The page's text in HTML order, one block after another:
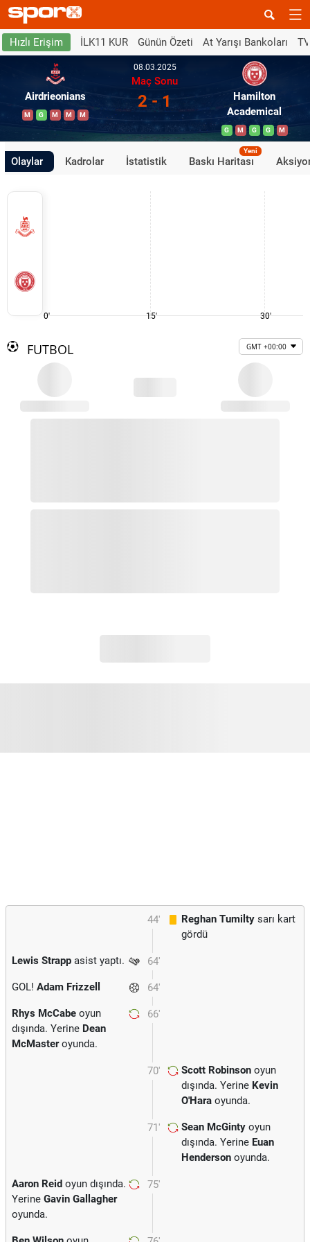
Hızlı Erişim İLK11 KUR Günün Özeti At Yarışı Bankoları
Airdrieonians
M G M M M
08.03.2025
Maç Sonu
2 - 1
Hamilton
Academical
G M G G M
Olaylar Kadrolar İstatistik Baskı Haritası
Yeni
0' 15' 30'
FUTBOL GMT +00:00
44' Reghan Tumilty sarı kart
gördü
64'
Lewis Strapp asist yaptı.
64'
GOL! Adam Frizzell
66'
Rhys McCabe oyun
dışında. Yerine Dean
McMasteroyunda.
70' Scott Robinson oyun
dışında. Yerine Kevin
O'Hara oyunda.
71' Sean McGinty oyun
dışında. Yerine Euan
Henderson oyunda.
75'
Aaron Reid oyun dışında.
Yerine Gavin Gallagher
oyunda.